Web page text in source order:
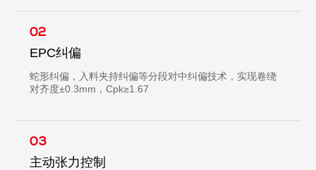
02
EPC纠偏
蛇形纠偏，入料夹持纠偏等分段对中纠偏技术，实现卷绕
对齐度±0.3mm，Cpk≥1.67
03
主动张力控制